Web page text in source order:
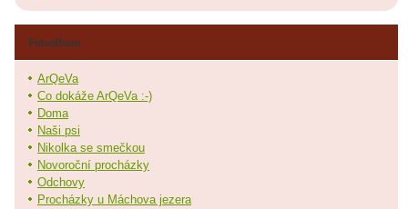
Fotoalbum
ArQeVa
Co dokáže ArQeVa :-)
Doma
Naši psi
Nikolka se smečkou
Novoroční procházky
Odchovy
Procházky u Máchova jezera